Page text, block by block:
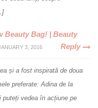
Beauty Bag! | Beauty
3, 2016 Reply
și a fost inspirată de doua
preferate: Adina de la
puteți vedea în acțiune pe